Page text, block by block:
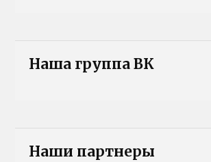
Наша группа ВК
Наши партнеры